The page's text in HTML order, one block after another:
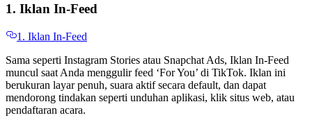
1. Iklan In-Feed
1. Iklan In-Feed
Sama seperti Instagram Stories atau Snapchat Ads, Iklan In-Feed
muncul saat Anda menggulir feed ‘For You’ di TikTok. Iklan ini
berukuran layar penuh, suara aktif secara default, dan dapat
mendorong tindakan seperti unduhan aplikasi, klik situs web, atau
pendaftaran acara.